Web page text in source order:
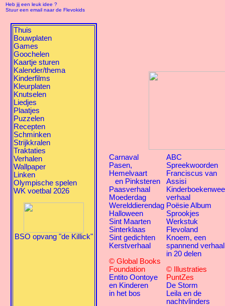
Heb jij een leuk idee ?
Stuur een email naar de Flevokids
Thuis
Bouwplaten
Games
Goochelen
Kaartje sturen
Kalender/thema
Kinderfilms
Kleurplaten
Knutselen
Liedjes
Plaatjes
Puzzelen
Recepten
Schminken
Strijkkralen
Traktaties
Verhalen
Wallpaper
Linken
Olympische spelen
WK voetbal 2026
BSO opvang "de Killick"
Carnaval
Pasen,
Hemelvaart
en Pinksteren
Paasverhaal
Moederdag
Werelddierendag
Halloween
Sint Maarten
Sinterklaas
Sint gedichten
Kerstverhaal
© Global Books
Foundation
Entito Oontoye
en Kinderen
in het bos
ABC
Spreekwoorden
Franciscus van
Assisi
verhaal
Poësie Album
Sprookjes
Werkstuk
Flevoland
Knoem, een
spannend verhaal
in 20 delen
© Illustraties
PuntZes
De Storm
Leila en de
nachtvlinders